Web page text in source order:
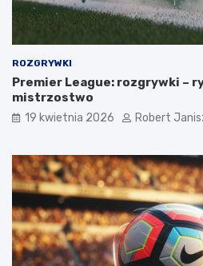
ROZGRYWKI
Premier League: rozgrywki –
mistrzostwo
19 kwietnia 2026 Robert